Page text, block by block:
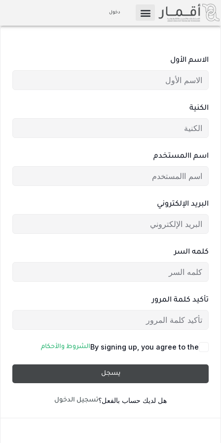
تخطي
إلى
دخول
الاسم الأول
الكنية
اسم االمستخدم
البريد الإلكتروني
كلمه السر
تأكيد كلمة المرور
By signing up, you agree to theالشروط والأحكام
يسجل
هل لديك حساب بالفعل؟تسجيل الدخول